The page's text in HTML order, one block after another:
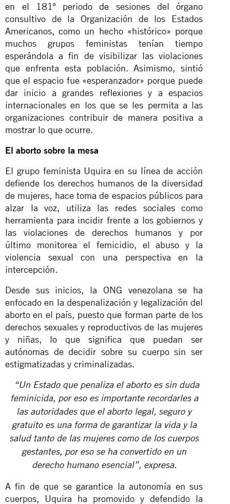
en el 181º periodo de sesiones del órgano
consultivo de la Organización de los Estados
Americanos, como un hecho «histórico» porque
muchos grupos feministas tenían tiempo
esperándola a fin de visibilizar las violaciones
que enfrenta esta población. Asimismo, sintió
que el espacio fue «esperanzador» porque puede
dar inicio a grandes reflexiones y a espacios
internacionales en los que se les permita a las
organizaciones contribuir de manera positiva a
mostrar lo que ocurre.
El aborto sobre la mesa
El grupo feminista Uquira en su línea de acción
defiende los derechos humanos de la diversidad
de mujeres, hace toma de espacios públicos para
alzar la voz, utiliza las redes sociales como
herramienta para incidir frente a los gobiernos y
las violaciones de derechos humanos y por
último monitorea el femicidio, el abuso y la
violencia sexual con una perspectiva en la
intercepción.
Desde sus inicios, la ONG venezolana se ha
enfocado en la despenalización y legalización del
aborto en el país, puesto que forman parte de los
derechos sexuales y reproductivos de las mujeres
y niñas, lo que significa que puedan ser
autónomas de decidir sobre su cuerpo sin ser
estigmatizadas y criminalizadas.
“Un Estado que penaliza el aborto es sin duda
feminicida, por eso es importante recordarles a
las autoridades que el aborto legal, seguro y
gratuito es una forma de garantizar la vida y la
salud tanto de las mujeres como de los cuerpos
gestantes, por eso se ha convertido en un
derecho humano esencial”, expresa.
A fin de que se garantice la autonomía en sus
cuerpos, Uquira ha promovido y defendido la